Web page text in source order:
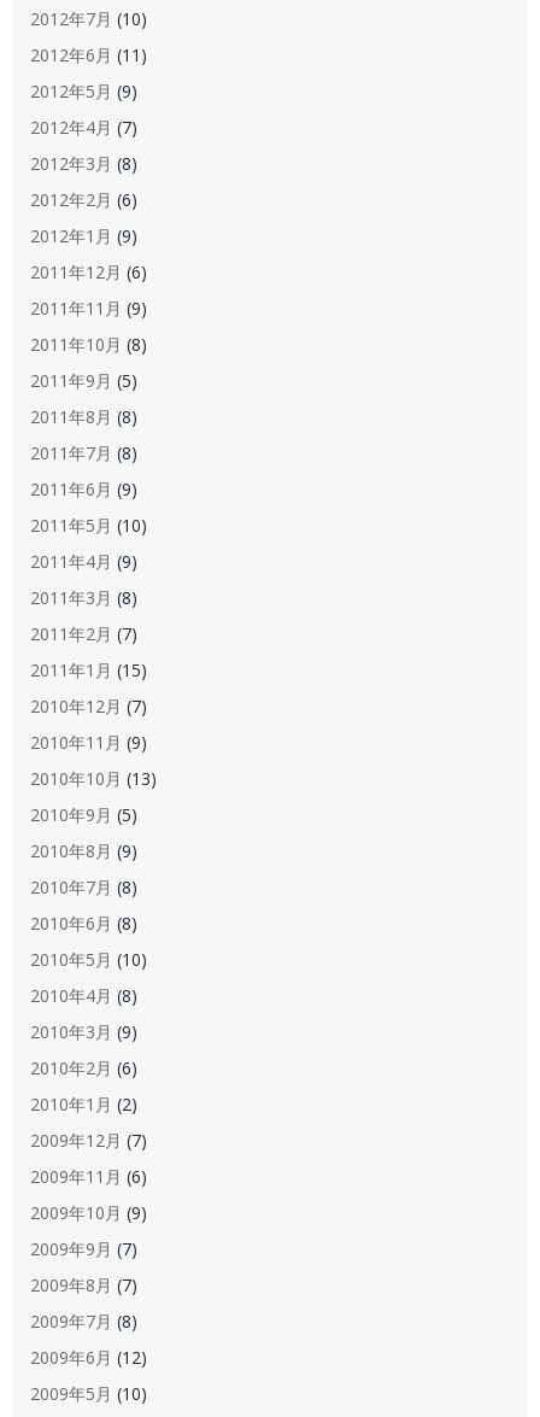
2012年7月 (10)
2012年6月 (11)
2012年5月 (9)
2012年4月 (7)
2012年3月 (8)
2012年2月 (6)
2012年1月 (9)
2011年12月 (6)
2011年11月 (9)
2011年10月 (8)
2011年9月 (5)
2011年8月 (8)
2011年7月 (8)
2011年6月 (9)
2011年5月 (10)
2011年4月 (9)
2011年3月 (8)
2011年2月 (7)
2011年1月 (15)
2010年12月 (7)
2010年11月 (9)
2010年10月 (13)
2010年9月 (5)
2010年8月 (9)
2010年7月 (8)
2010年6月 (8)
2010年5月 (10)
2010年4月 (8)
2010年3月 (9)
2010年2月 (6)
2010年1月 (2)
2009年12月 (7)
2009年11月 (6)
2009年10月 (9)
2009年9月 (7)
2009年8月 (7)
2009年7月 (8)
2009年6月 (12)
2009年5月 (10)